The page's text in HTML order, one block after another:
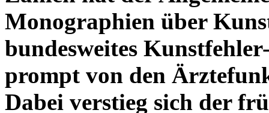
Monographien über
bundesweites
prompt von den
Dabei verstieg sich der